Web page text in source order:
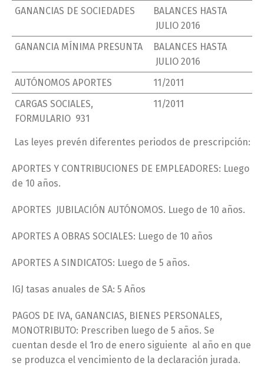
GANANCIAS DE SOCIEDADES
BALANCES HASTA
JULIO 2016
GANANCIA MÍNIMA PRESUNTA
BALANCES HASTA
JULIO 2016
AUTÓNOMOS APORTES
11/2011
CARGAS SOCIALES,
FORMULARIO 931
11/2011
Las leyes prevén diferentes periodos de prescripción:
APORTES Y CONTRIBUCIONES DE EMPLEADORES: Luego
de 10 años.
APORTES JUBILACIÓN AUTÓNOMOS. Luego de 10 años.
APORTES A OBRAS SOCIALES: Luego de 10 años
APORTES A SINDICATOS: Luego de 5 años.
IGJ tasas anuales de SA: 5 Años
PAGOS DE IVA, GANANCIAS, BIENES PERSONALES,
MONOTRIBUTO: Prescriben luego de 5 años. Se
cuentan desde el 1ro de enero siguiente al año en que
se produzca el vencimiento de la declaración jurada.